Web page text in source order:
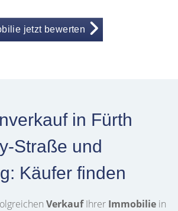
jetzt bewerten
in Fürth
Straße und
Käufer finden
VerkaufIhrer Immobilie in